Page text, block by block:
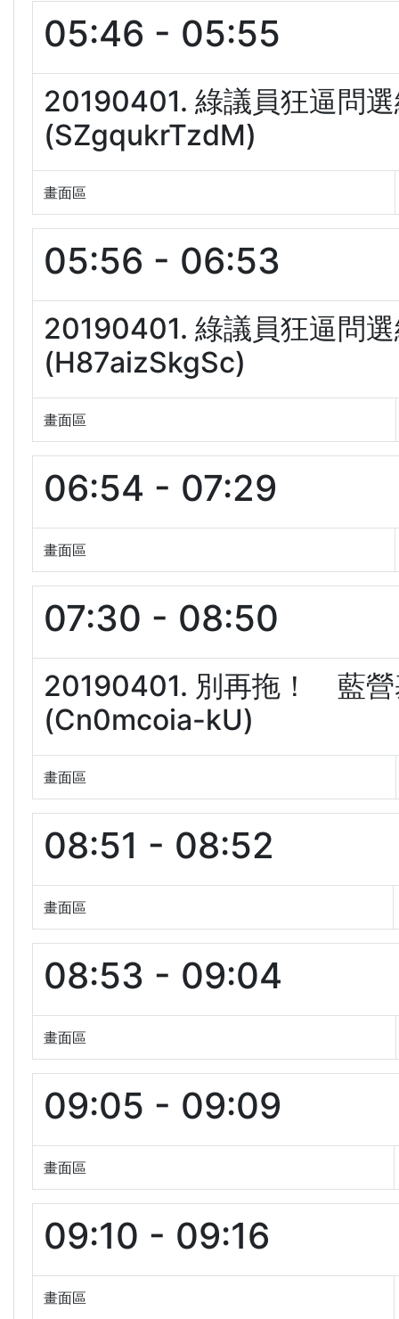
05:46 - 05:55
20190401. 綠議員狂逼問
(SZgqukrTzdM)
畫面區
05:56 - 06:53
20190401. 綠議員狂逼問
(H87aizSkgSc)
畫面區
06:54 - 07:29
畫面區
07:30 - 08:50
20190401. 別再拖！ 藍
(Cn0mcoia-kU)
畫面區
08:51 - 08:52
畫面區
08:53 - 09:04
畫面區
09:05 - 09:09
畫面區
09:10 - 09:16
畫面區